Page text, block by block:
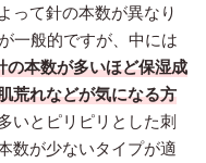
って針の本数が異なり
一般的ですが、中には
の本数が多いほど保湿成
荒れなどが気になる方
いとピリピリとした刺
数が少ないタイプが適